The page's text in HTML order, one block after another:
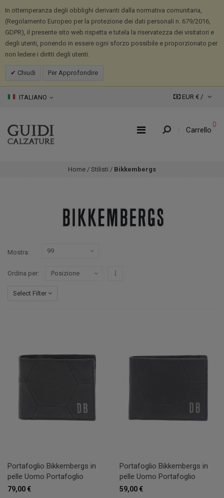
In ottemperanza degli obblighi derivanti dalla normativa comunitaria,
(Regolamento Europeo per la protezione dei dati personali n. 679/2016,
GDPR), il presente sito web rispetta e tutela la riservatezza dei visitatori e
degli utenti, ponendo in essere ogni sforzo possibile e proporzionato per
non ledere i diritti degli utenti.
Chiudi Per Approfondire
ITALIANO EUR € /
Carrello
0
Home / Stilisti / Bikkembergs
Mostra
Ordina per
Select Filter
Portafoglio Bikkembergs in
pelle Uomo Portafoglio
79,00 €
Portafoglio Bikkembergs in
pelle Uomo Portafoglio
59,00 €